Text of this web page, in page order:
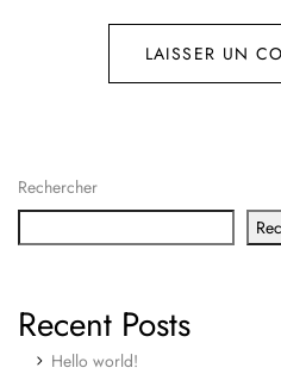
Rechercher
Recent Posts
Hello world!